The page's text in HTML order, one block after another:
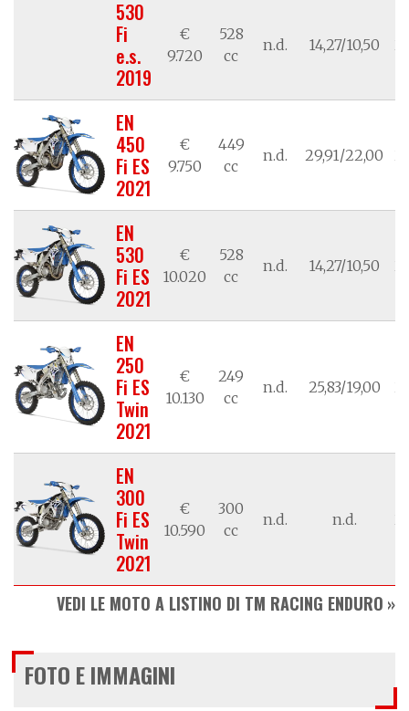
530
Fi
e.s.
2019
€
9.720
528
cc
n.d. 14,27/10,50
EN
450
Fi ES
2021
€
9.750
449
cc
n.d. 29,91/22,00
EN
530
Fi ES
2021
€
10.020
528
cc
n.d. 14,27/10,50
EN
250
Fi ES
Twin
2021
€
10.130
249
cc
n.d. 25,83/19,00
EN
300
Fi ES
Twin
2021
€
10.590
300
cc
n.d. n.d.
VEDI LE MOTO A LISTINO DI TM RACING ENDURO
FOTO E IMMAGINI